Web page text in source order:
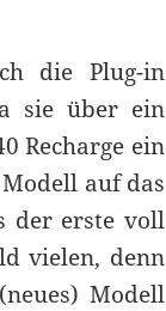
die Plug-in
sie über ein
Recharge ein
auf das
der erste voll
vielen, denn
Modell